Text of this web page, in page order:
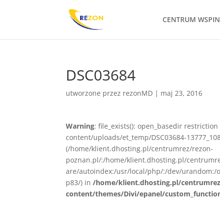
CENTRUM
DSC03684
utworzone przez rezonMD | maj 23, 2016
Warning: file_exists(): open_basedir
content/uploads/et_temp/DSC03684-
(/home/klient.dhosting.pl/centrumrez/rezon-
poznan.pl/:/home/klient.dhosting.pl/
are/autoindex:/usr/local/php/:/dev/
p83/) in/home/klient.dhosting.pl/
content/themes/Divi/epanel/